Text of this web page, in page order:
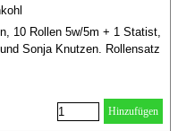
10 Rollen 5w/5m + 1 Statist,
Sonja Knutzen. Rollensatz
Hinzufügen